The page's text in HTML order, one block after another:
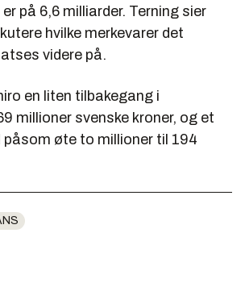
på 6,6 milliarder. Terning sier
hvilke merkevarer det
videre på.
en liten tilbakegang i
millioner svenske kroner, og et
øte to millioner til 194